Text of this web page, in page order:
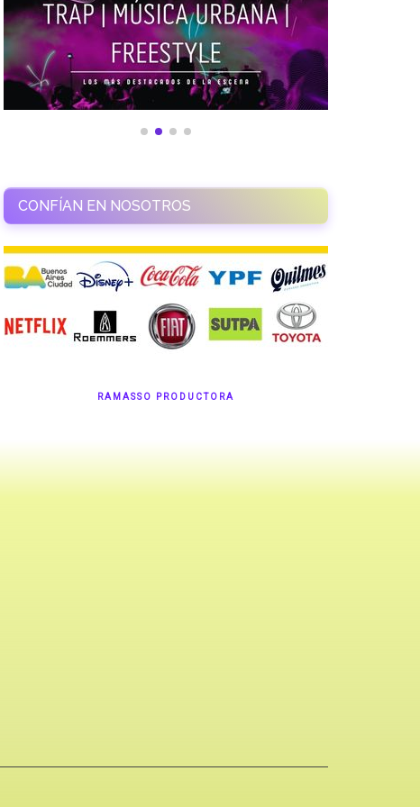
CONFÍAN EN NOSOTROS
RAMASSO PRODUCTORA